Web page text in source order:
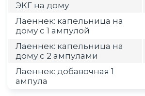
ЭКГ на дому
Лаеннек: капельница на
дому с 1 ампулой
Лаеннек: капельница на
дому с 2 ампулами
Лаеннек: добавочная 1
ампула